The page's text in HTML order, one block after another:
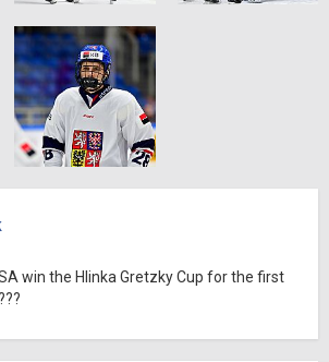
win the Hlinka Gretzky Cup for the first